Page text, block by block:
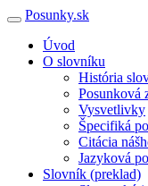
Posunky.sk
Úvod
O slovníku
História
Posunková
Vysvetlivky
Špecifiká
Citácia
Jazyková
Slovník (preklad)